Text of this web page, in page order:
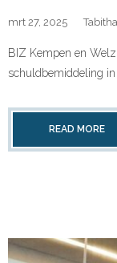
mrt 27, 2025
BIZ Kempen en
schuldbemiddeling in
READ MORE